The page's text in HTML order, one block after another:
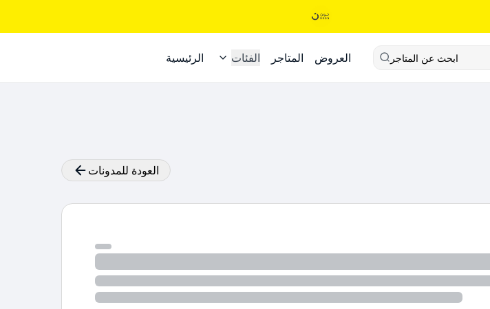
الرئيسية الفئات المتاجر العروض ابحث عن المتاجر
العودة للمدونات